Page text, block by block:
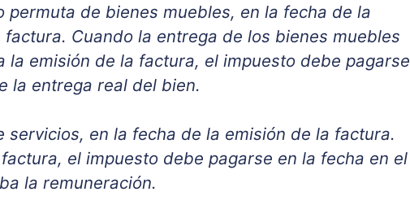
permuta de bienes muebles, en la fecha de la
factura. Cuando la entrega de los bienes muebles
la emisión de la factura, el impuesto debe pagarse
la entrega real del bien.
servicios, en la fecha de la emisión de la factura.
el impuesto debe pagarse en la fecha en el
la remuneración.